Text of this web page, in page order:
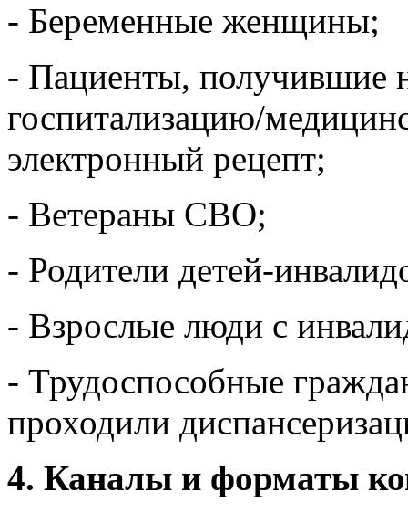
- Беременные женщины;
- Пациенты, получившие
госпитализацию/
электронный рецепт;
- Ветераны СВО;
- Родители детей-
- Взрослые люди с
- Трудоспособные
проходили
4. Каналы и форматы